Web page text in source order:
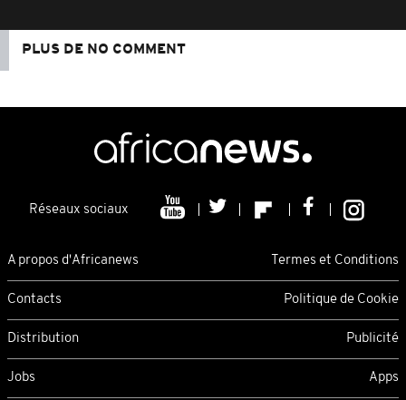
PLUS DE NO COMMENT
Réseaux sociaux
A propos d'Africanews Termes et Conditions
Contacts Politique de Cookie
Distribution Publicité
Jobs Apps